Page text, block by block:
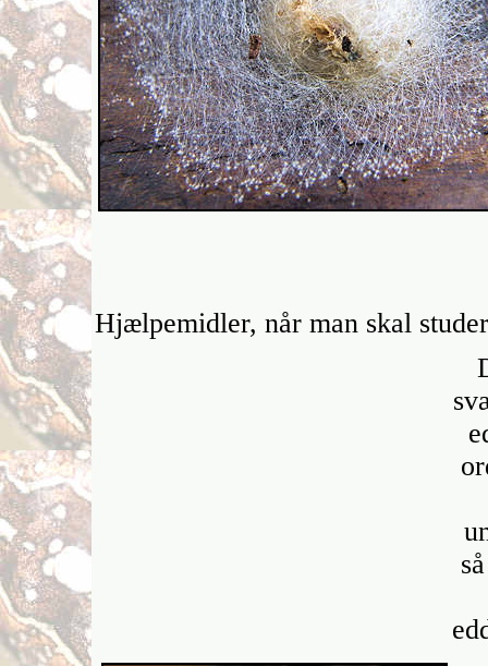
Hjælpemidler, når man skal